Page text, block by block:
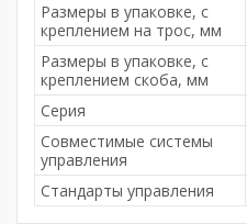
Размеры в упаковке, с
креплением на трос, мм
Размеры в упаковке, с
креплением скоба, мм
Серия
Совместимые системы
управления
Стандарты управления